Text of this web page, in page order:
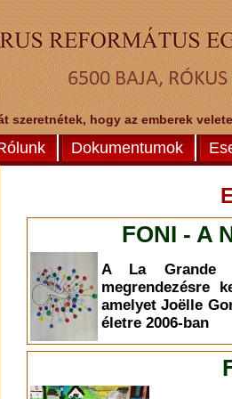
szeretnétek, hogy az emberek
Dokumentumok
FONI - A
A La Grande
megrendezésre
amelyet Joëlle
életre 2006-ban